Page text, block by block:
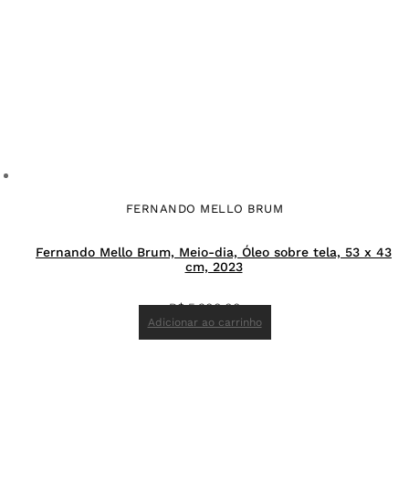
FERNANDO MELLO BRUM
Fernando Mello Brum, Meio-dia, Óleo sobre tela, 53 x 43
cm, 2023
R$5.300,00
Adicionar ao carrinho